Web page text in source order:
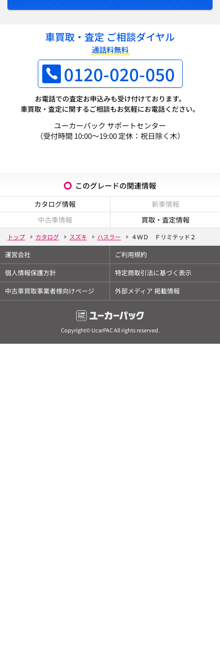
車買取・査定 ご相談ダイヤル
通話料無料
0120-020-050
お電話での査定お申込みも受け付けております。
車買取・査定に関するご相談もお気軽にお電話ください。
ユーカーパック サポートセンター
（受付時間 10:00～19:00 定休：祝日除く木）
このグレードの関連情報
カタログ情報
新車情報
中古車情報
買取・査定情報
トップ カタログ スズキ ハスラー ４ＷＤ Ｆリミテッド２
運営会社
ご利用規約
個人情報保護方針
特定商取引法に基づく表示
中古車買取事業者様向けページ
外部メディア 掲載情報
Copyright© UcarPAC All rights reserved.